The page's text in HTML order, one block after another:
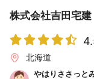
株式会社吉田宅建
北海道
やはりささっと